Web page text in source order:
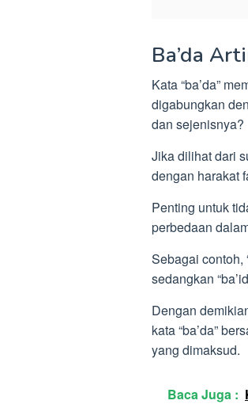
Ba’da
Kata “ba’da”
digabungkan
dan sejenisnya?
Jika dilihat dari
dengan harakat
Penting untuk
perbedaan
Sebagai contoh,
sedangkan
Dengan
kata “ba’da”
yang dimaksud.
Baca Juga :